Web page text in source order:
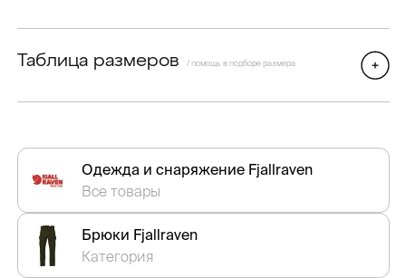
Таблица размеров / помощь в подборе размера
Одежда и снаряжение Fjallraven
Все товары
Брюки Fjallraven
Категория